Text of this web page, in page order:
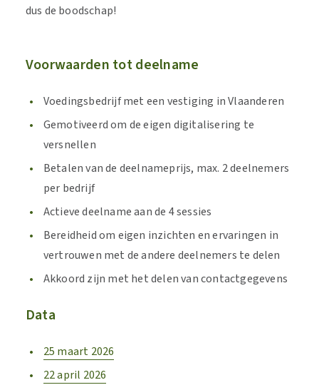
dus de boodschap!
Voorwaarden tot deelname
Voedingsbedrijf met een vestiging in Vlaanderen
Gemotiveerd om de eigen digitalisering te
versnellen
Betalen van de deelnameprijs, max. 2 deelnemers
per bedrijf
Actieve deelname aan de 4 sessies
Bereidheid om eigen inzichten en ervaringen in
vertrouwen met de andere deelnemers te delen
Akkoord zijn met het delen van contactgegevens
Data
25 maart 2026
22 april 2026